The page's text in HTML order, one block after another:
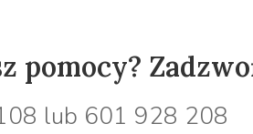
pomocy?
lub 601 928 208